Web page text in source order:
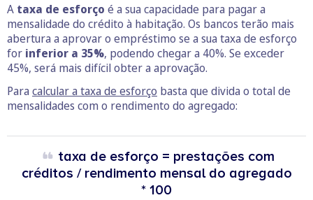
A taxa de esforço é a sua capacidade para pagar a
mensalidade do crédito à habitação. Os bancos terão mais
abertura a aprovar o empréstimo se a sua taxa de esforço
for inferior a 35%, podendo chegar a 40%. Se exceder
45%, será mais difícil obter a aprovação.
Para calcular a taxa de esforço basta que divida o total de
mensalidades com o rendimento do agregado:
taxa de esforço = prestações com
créditos / rendimento mensal do agregado
* 100